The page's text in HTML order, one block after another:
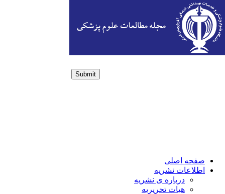
Submit
صفحه اصلی
اطلاعات نشریه
درباره ی نشریه
هیات تحریریه